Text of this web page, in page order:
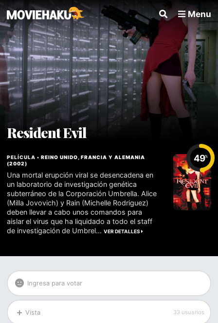
Menu
Resident Evil
49%
PELÍCULA •REINO UNIDO ,FRANCIA YALEMANIA
(2002)
Una mortal erupción viral se desencadena en
un laboratorio de investigación genética
subterráneo de la Corporación Umbrella. Alice
(Milla Jovovich) y Rain (Michelle Rodriguez)
deben llevar a cabo unos comandos para
aislar el virus que ha liquidado a todo el staff
de investigación de Umbrel...VER DETALLES
Ingresa para votar
Vista 33 usuarios